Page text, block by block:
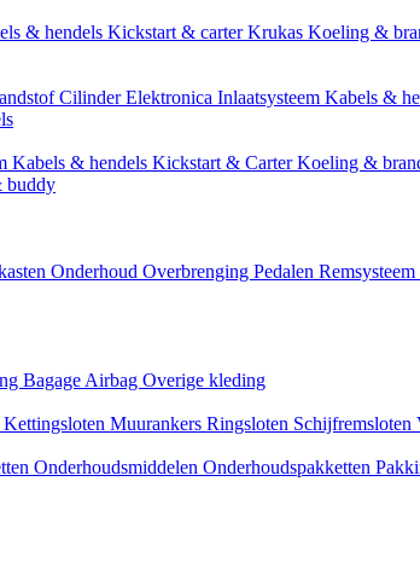
& hendels Kickstart & carterKrukas Koeling &
CilinderElektronica Inlaatsysteem Kabels &
Kabels & hendels Kickstart & CarterKoeling &
buddy
Onderhoud Overbrenging Pedalen Remsysteem
Bagage Airbag Overige kleding
Kettingsloten Muurankers Ringsloten Schijfremsloten
Onderhoudsmiddelen Onderhoudspakketten